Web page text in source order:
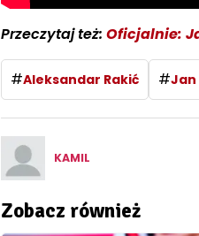
Przeczytaj też: Oficjalnie:
#Aleksandar Rakić #Jan
KAMIL
Zobacz również